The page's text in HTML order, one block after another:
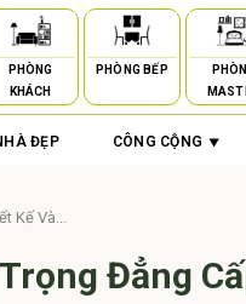
PHÒNG
KHÁCH
PHÒNG BẾP
ĐẸP CÔNG CỘNG
Kế Và...
Đẳng